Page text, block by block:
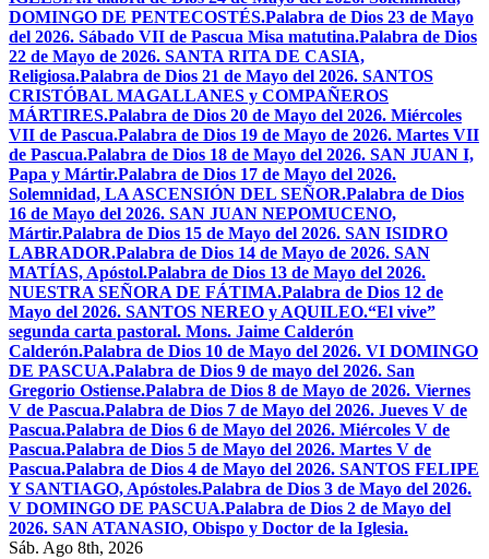
DOMINGO DE PENTECOSTÉS.Palabra de Dios 23 de Mayo
del 2026. Sábado VII de Pascua Misa matutina.Palabra de Dios
22 de Mayo de 2026. SANTA RITA DE CASIA,
Religiosa.Palabra de Dios 21 de Mayo del 2026. SANTOS
CRISTÓBAL MAGALLANES y COMPAÑEROS
MÁRTIRES.Palabra de Dios 20 de Mayo del 2026. Miércoles
VII de Pascua.Palabra de Dios 19 de Mayo de 2026. Martes VII
de Pascua.Palabra de Dios 18 de Mayo del 2026. SAN JUAN I,
Papa y Mártir.Palabra de Dios 17 de Mayo del 2026.
Solemnidad, LA ASCENSIÓN DEL SEÑOR.Palabra de Dios
16 de Mayo del 2026. SAN JUAN NEPOMUCENO,
Mártir.Palabra de Dios 15 de Mayo del 2026. SAN ISIDRO
LABRADOR.Palabra de Dios 14 de Mayo de 2026. SAN
MATÍAS, Apóstol.Palabra de Dios 13 de Mayo del 2026.
NUESTRA SEÑORA DE FÁTIMA.Palabra de Dios 12 de
Mayo del 2026. SANTOS NEREO y AQUILEO.“El vive”
segunda carta pastoral. Mons. Jaime Calderón
Calderón.Palabra de Dios 10 de Mayo del 2026. VI DOMINGO
DE PASCUA.Palabra de Dios 9 de mayo del 2026. San
Gregorio Ostiense.Palabra de Dios 8 de Mayo de 2026. Viernes
V de Pascua.Palabra de Dios 7 de Mayo del 2026. Jueves V de
Pascua.Palabra de Dios 6 de Mayo del 2026. Miércoles V de
Pascua.Palabra de Dios 5 de Mayo del 2026. Martes V de
Pascua.Palabra de Dios 4 de Mayo del 2026. SANTOS FELIPE
Y SANTIAGO, Apóstoles.Palabra de Dios 3 de Mayo del 2026.
V DOMINGO DE PASCUA.Palabra de Dios 2 de Mayo del
2026. SAN ATANASIO, Obispo y Doctor de la Iglesia.
Sáb. Ago 8th, 2026